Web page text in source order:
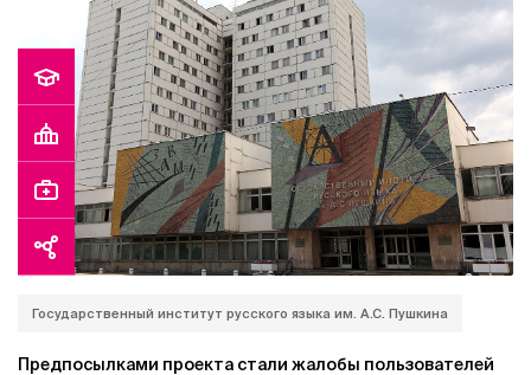
Государственный институт русского языка им. А.С. Пушкина
Предпосылками проекта стали жалобы пользователей